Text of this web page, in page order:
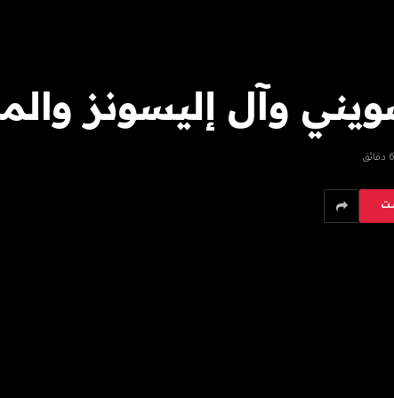
وآل إليسونز
6 دقائق